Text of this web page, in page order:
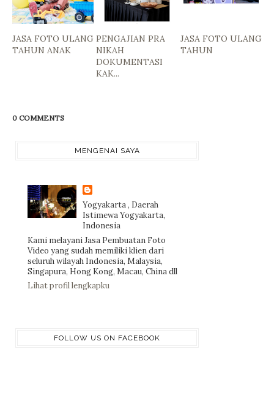
JASA FOTO ULANG
TAHUN ANAK
PENGAJIAN PRA
NIKAH
DOKUMENTASI
KAK...
JASA FOTO ULANG
TAHUN
0 COMMENTS
MENGENAI SAYA
Yogyakarta , Daerah
Istimewa Yogyakarta,
Indonesia
Kami melayani Jasa Pembuatan Foto
Video yang sudah memiliki klien dari
seluruh wilayah Indonesia, Malaysia,
Singapura, Hong Kong, Macau, China dll
Lihat profil lengkapku
FOLLOW US ON FACEBOOK